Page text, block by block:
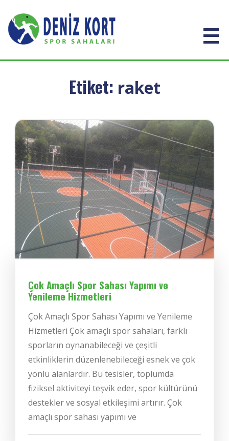
Etiket: raket
Çok Amaçlı Spor Sahası Yapımı ve
Yenileme Hizmetleri
Çok Amaçlı Spor Sahası Yapımı ve Yenileme
Hizmetleri Çok amaçlı spor sahaları, farklı
sporların oynanabileceği ve çeşitli
etkinliklerin düzenlenebileceği esnek ve çok
yönlü alanlardır. Bu tesisler, toplumda
fiziksel aktiviteyi teşvik eder, spor kültürünü
destekler ve sosyal etkileşimi artırır. Çok
amaçlı spor sahası yapımı ve